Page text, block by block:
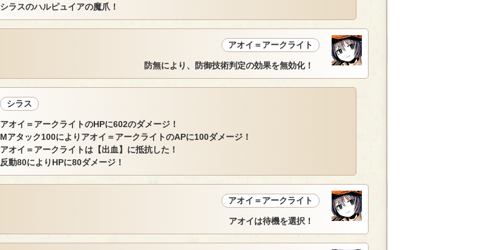
シラスのハルピュイアの魔爪！
アオイ＝アークライト
防無により、防御技術判定の効果を無効化！
シラス
アオイ＝アークライトのHPに602のダメージ！
Mアタック100によりアオイ＝アークライトのAPに100ダメージ！
アオイ＝アークライトは【出血】に抵抗した！
反動80によりHPに80ダメージ！
アオイ＝アークライト
アオイは待機を選択！